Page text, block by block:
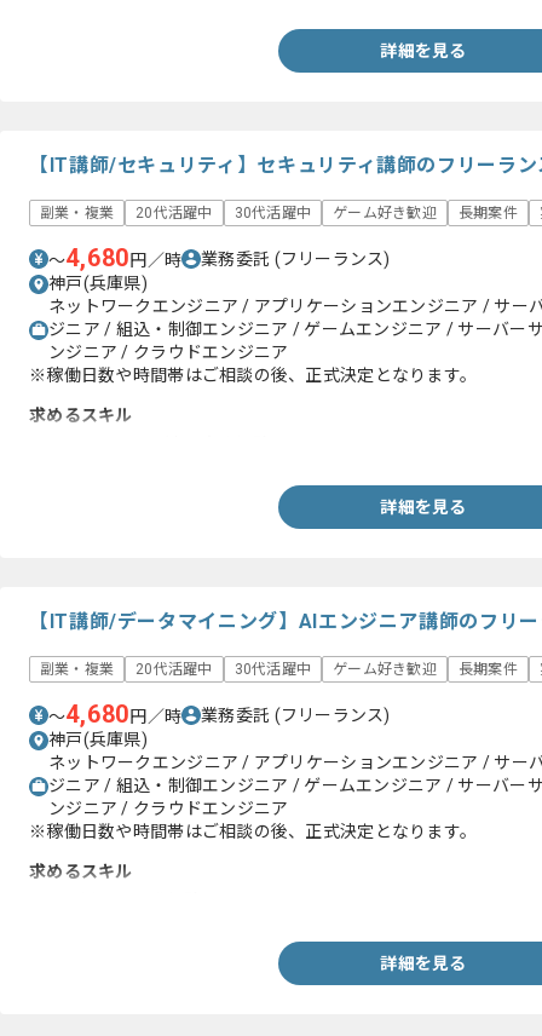
詳細を見る
【IT講師/セキュリティ】セキュリティ講師のフリーラ
副業・複業 20代活躍中 30代活躍中 ゲーム好き歓迎 長期案件
〜4,680円／時 業務委託 (フリーランス)
神戸(兵庫県)
ネットワークエンジニア / アプリケーションエンジニア / サー
ジニア / 組込・制御エンジニア / ゲームエンジニア / サーバー
ンジニア / クラウドエンジニア
※稼働日数や時間帯はご相談の後、正式決定となります。
求めるスキル
詳細を見る
【IT講師/データマイニング】AIエンジニア講師のフリ
副業・複業 20代活躍中 30代活躍中 ゲーム好き歓迎 長期案件
〜4,680円／時 業務委託 (フリーランス)
神戸(兵庫県)
ネットワークエンジニア / アプリケーションエンジニア / サー
ジニア / 組込・制御エンジニア / ゲームエンジニア / サーバー
ンジニア / クラウドエンジニア
※稼働日数や時間帯はご相談の後、正式決定となります。
求めるスキル
詳細を見る